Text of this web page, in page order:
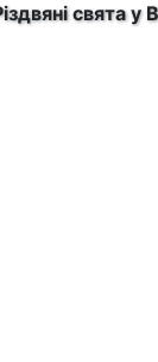
свята у